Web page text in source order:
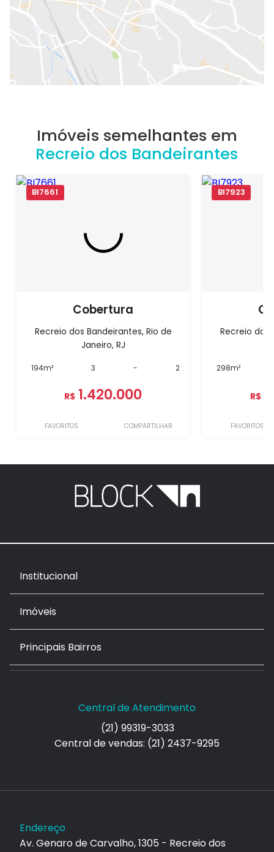
Imóveis semelhantes em
Recreio dos Bandeirantes
BI7661
Cobertura
Recreio dos Bandeirantes, Rio de
Janeiro, RJ
194m² 3 - 2
R$ 1.420.000
FAVORITOS COMPARTILHAR
BI7923
Recreio dos
298m²
R$
FAVORITOS
Institucional
Imóveis
Principais Bairros
Central de Atendimento
(21) 99319-3033
Central de vendas: (21) 2437-9295
Endereço
Av. Genaro de Carvalho, 1305 - Recreio dos